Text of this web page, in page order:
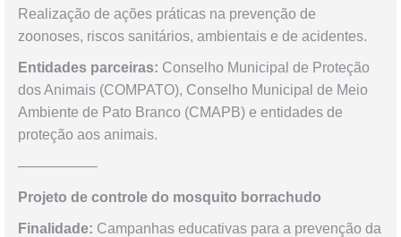
Realização de ações práticas na prevenção de
zoonoses, riscos sanitários, ambientais e de acidentes.
Entidades parceiras: Conselho Municipal de Proteção
dos Animais (COMPATO), Conselho Municipal de Meio
Ambiente de Pato Branco (CMAPB) e entidades de
proteção aos animais.
—————–
Projeto de controle do mosquito borrachudo
Finalidade: Campanhas educativas para a prevenção da